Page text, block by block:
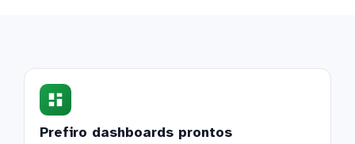
Prefiro dashboards prontos